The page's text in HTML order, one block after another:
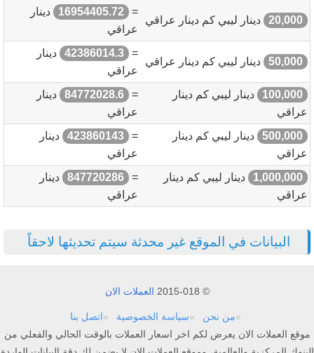
20,000 دينار ليبي كم دينار عراقي
=
16954405.72
دينار
عراقي
50,000 دينار ليبي كم دينار عراقي
=
42386014.3
دينار
عراقي
100,000
دينار ليبي كم دينار
عراقي
=
84772028.6
دينار
عراقي
500,000
دينار ليبي كم دينار
عراقي
=
423860143
دينار
عراقي
1,000,000
دينار ليبي كم دينار
عراقي
=
847720286
دينار
عراقي
البيانات في الموقع غير محدثة سيتم تحديثها لاحقاً
© 2015-018 العملات الان
من نحن سياسة الخصوصية
اتصل بنا
موقع العملات الان يعرض لكم اخر اسعار العملات بالوقت الحالي والفعلي من